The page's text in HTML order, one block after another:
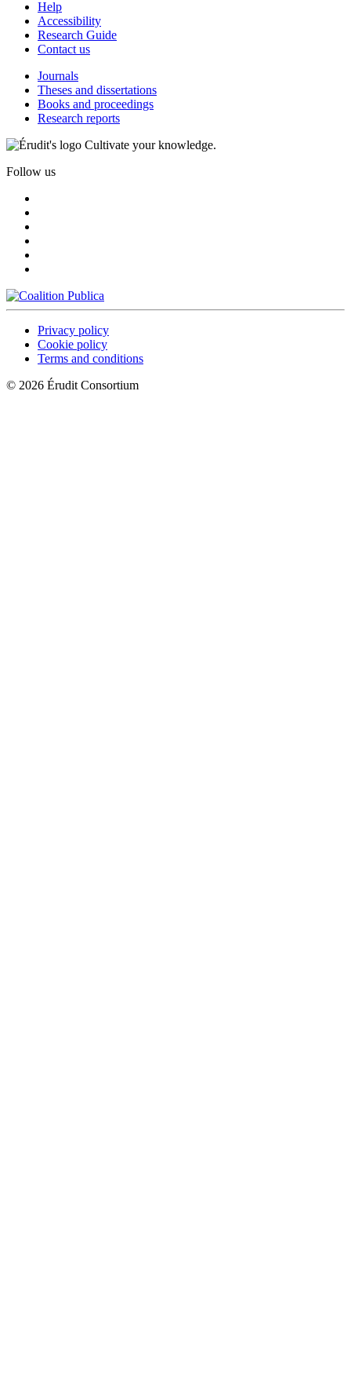
Help
Accessibility
Research Guide
Contact us
Journals
Theses and dissertations
Books and proceedings
Research reports
Cultivate your knowledge.
Follow us
Privacy policy
Cookie policy
Terms and conditions
© 2026 Érudit Consortium